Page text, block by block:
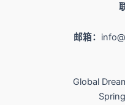
邮箱：
Global